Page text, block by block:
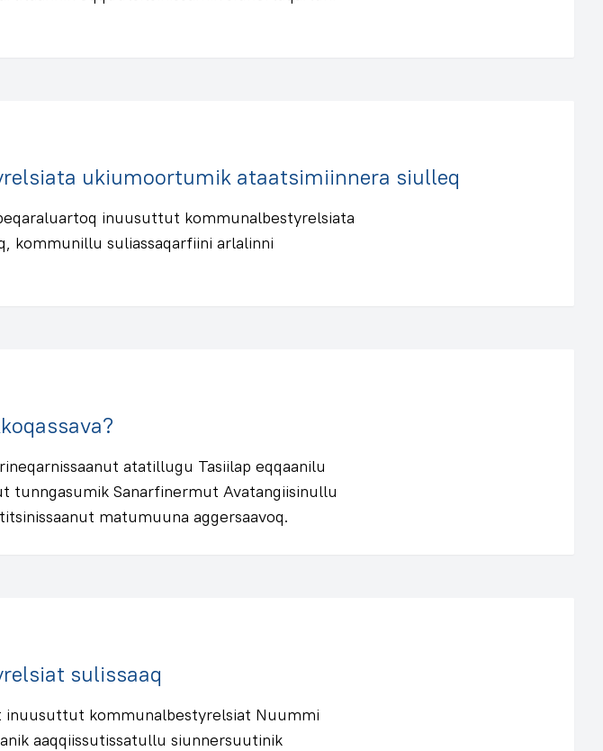
ukiumoortumik ataatsimiinnera siulleq
inuusuttut kommunalbestyrelsiata
kommunillu suliassaqarfiini arlalinni
atatillugu Tasiilap eqqaanilu
tunngasumik Sanarfinermut Avatangiisinullu
matumuuna aggersaavoq.
sulissaaq
inuusuttut kommunalbestyrelsiat Nuummi
aaqqiissutissatullu siunnersuutinik